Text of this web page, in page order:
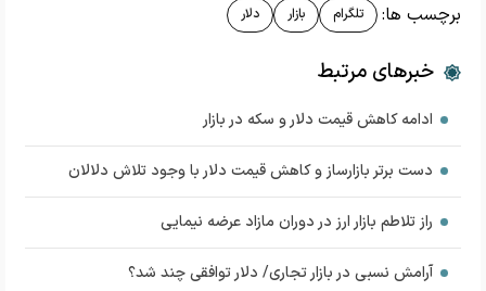
برچسب ها: تلگرام بازار دلار
خبرهای مرتبط
ادامه کاهش قیمت دلار و سکه در بازار
دست برتر بازارساز و کاهش قیمت دلار با وجود تلاش دلالان
راز تلاطم بازار ارز در دوران مازاد عرضه نیمایی
آرامش نسبی در بازار تجاری/ دلار توافقی چند شد؟